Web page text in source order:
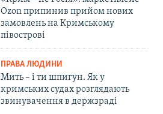
Ozon припинив прийом нових
замовлень на Кримському
півострові
ПРАВА ЛЮДИНИ
Мить – і ти шпигун. Як у
кримських судах розглядають
звинувачення в держзраді